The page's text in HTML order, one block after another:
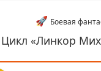
🚀 Боевая
Цикл «Линкор